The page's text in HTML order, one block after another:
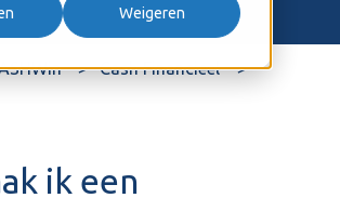
Weigeren
Cash Financieel
ik een